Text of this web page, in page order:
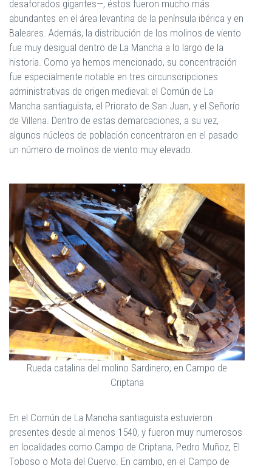
desaforados gigantes—, éstos fueron mucho más
abundantes en el área levantina de la península ibérica y en
Baleares. Además, la distribución de los molinos de viento
fue muy desigual dentro de La Mancha a lo largo de la
historia. Como ya hemos mencionado, su concentración
fue especialmente notable en tres circunscripciones
administrativas de origen medieval: el Común de La
Mancha santiaguista, el Priorato de San Juan, y el Señorío
de Villena. Dentro de estas demarcaciones, a su vez,
algunos núcleos de población concentraron en el pasado
un número de molinos de viento muy elevado.
Rueda catalina del molino Sardinero, en Campo de
Criptana
En el Común de La Mancha santiaguista estuvieron
presentes desde al menos 1540, y fueron muy numerosos
en localidades como Campo de Criptana, Pedro Muñoz, El
Toboso o Mota del Cuervo. En cambio, en el Campo de